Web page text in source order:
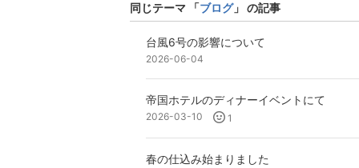
同じテーマ 「ブログ」 の記事
台風6号の影響について
2026-06-04
帝国ホテルのディナーイベントにて
2026-03-10 1
春の仕込み始まりました